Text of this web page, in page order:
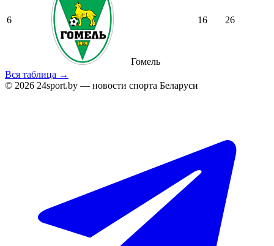
6
Гомель
16 26
Вся таблица →
© 2026 24sport.by — новости спорта Беларуси